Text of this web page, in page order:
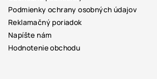
Podmienky ochrany osobných údajov
Reklamačný poriadok
Napíšte nám
Hodnotenie obchodu